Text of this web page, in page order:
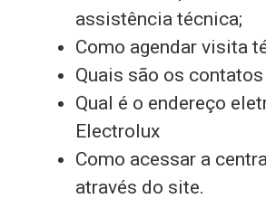
assistência técnica;
Como agendar visita
Quais são os contatos
Qual é o endereço
Electrolux
Como acessar a
através do site.